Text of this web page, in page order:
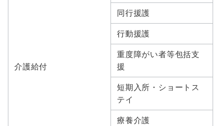
介護給付
同行援護
行動援護
重度障がい者等包括支
援
短期入所・ショートス
テイ
療養介護